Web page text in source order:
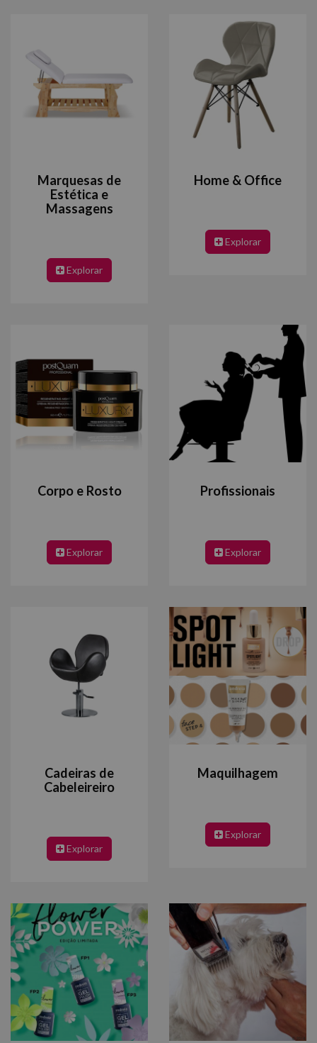
Marquesas de
Estética e
Massagens
Explorar
Home & Office
Explorar
Corpo e Rosto
Explorar
Profissionais
Explorar
Cadeiras de
Cabeleireiro
Explorar
Maquilhagem
Explorar